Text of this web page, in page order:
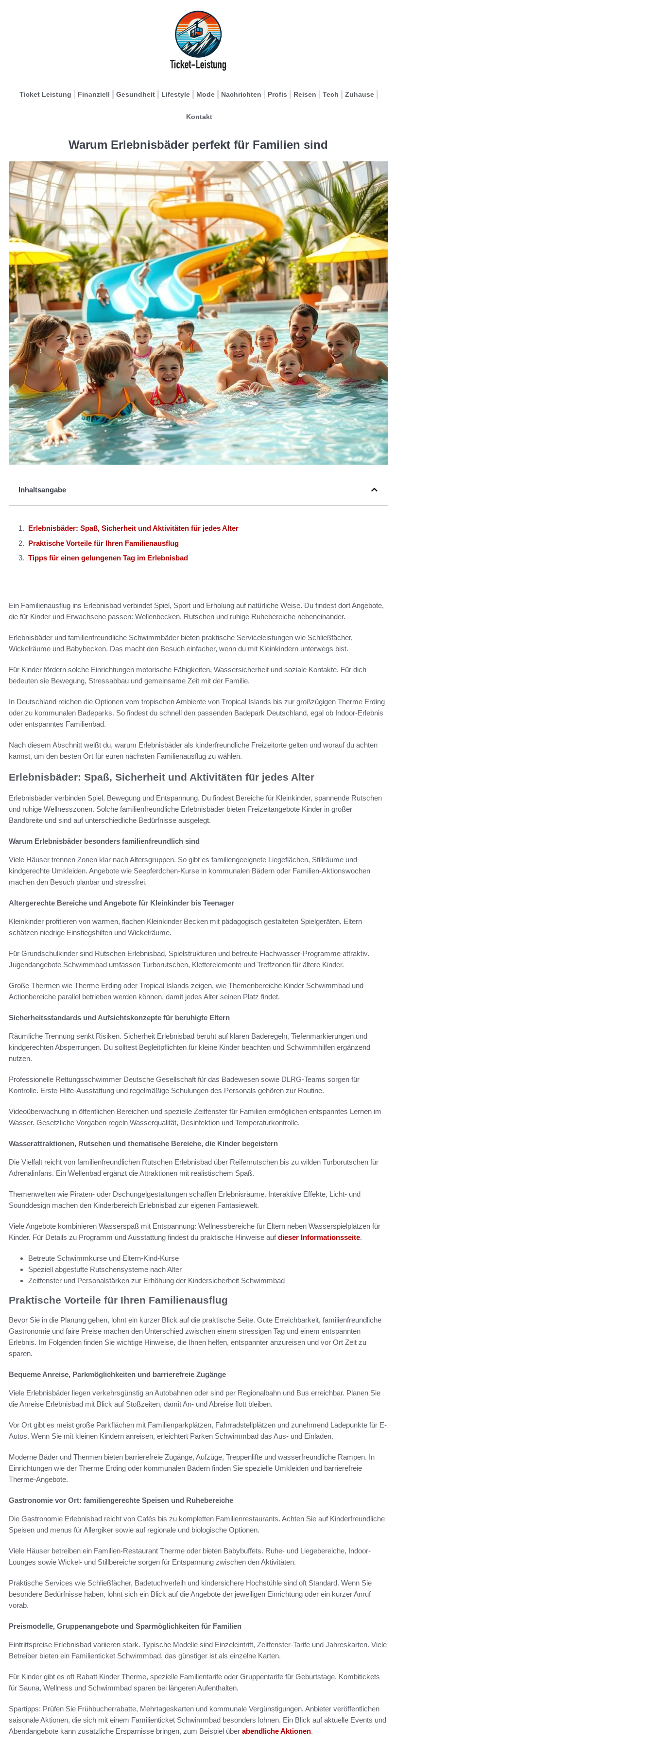
Ticket Leistung Finanziell Gesundheit Lifestyle Mode Nachrichten Profis Reisen Tech Zuhause
Kontakt
Warum Erlebnisbäder perfekt für Familien sind
Inhaltsangabe
Erlebnisbäder: Spaß, Sicherheit und Aktivitäten für jedes Alter
Praktische Vorteile für Ihren Familienausflug
Tipps für einen gelungenen Tag im Erlebnisbad
Ein Familienausflug ins Erlebnisbad verbindet Spiel, Sport und Erholung auf natürliche Weise. Du findest dort Angebote,
die für Kinder und Erwachsene passen: Wellenbecken, Rutschen und ruhige Ruhebereiche nebeneinander.
Erlebnisbäder und familienfreundliche Schwimmbäder bieten praktische Serviceleistungen wie Schließfächer,
Wickelräume und Babybecken. Das macht den Besuch einfacher, wenn du mit Kleinkindern unterwegs bist.
Für Kinder fördern solche Einrichtungen motorische Fähigkeiten, Wassersicherheit und soziale Kontakte. Für dich
bedeuten sie Bewegung, Stressabbau und gemeinsame Zeit mit der Familie.
In Deutschland reichen die Optionen vom tropischen Ambiente von Tropical Islands bis zur großzügigen Therme Erding
oder zu kommunalen Badeparks. So findest du schnell den passenden Badepark Deutschland, egal ob Indoor-Erlebnis
oder entspanntes Familienbad.
Nach diesem Abschnitt weißt du, warum Erlebnisbäder als kinderfreundliche Freizeitorte gelten und worauf du achten
kannst, um den besten Ort für euren nächsten Familienausflug zu wählen.
Erlebnisbäder: Spaß, Sicherheit und Aktivitäten für jedes Alter
Erlebnisbäder verbinden Spiel, Bewegung und Entspannung. Du findest Bereiche für Kleinkinder, spannende Rutschen
und ruhige Wellnesszonen. Solche familienfreundliche Erlebnisbäder bieten Freizeitangebote Kinder in großer
Bandbreite und sind auf unterschiedliche Bedürfnisse ausgelegt.
Warum Erlebnisbäder besonders familienfreundlich sind
Viele Häuser trennen Zonen klar nach Altersgruppen. So gibt es familiengeeignete Liegeflächen, Stillräume und
kindgerechte Umkleiden. Angebote wie Seepferdchen-Kurse in kommunalen Bädern oder Familien-Aktionswochen
machen den Besuch planbar und stressfrei.
Altergerechte Bereiche und Angebote für Kleinkinder bis Teenager
Kleinkinder profitieren von warmen, flachen Kleinkinder Becken mit pädagogisch gestalteten Spielgeräten. Eltern
schätzen niedrige Einstiegshilfen und Wickelräume.
Für Grundschulkinder sind Rutschen Erlebnisbad, Spielstrukturen und betreute Flachwasser-Programme attraktiv.
Jugendangebote Schwimmbad umfassen Turborutschen, Kletterelemente und Treffzonen für ältere Kinder.
Große Thermen wie Therme Erding oder Tropical Islands zeigen, wie Themenbereiche Kinder Schwimmbad und
Actionbereiche parallel betrieben werden können, damit jedes Alter seinen Platz findet.
Sicherheitsstandards und Aufsichtskonzepte für beruhigte Eltern
Räumliche Trennung senkt Risiken. Sicherheit Erlebnisbad beruht auf klaren Baderegeln, Tiefenmarkierungen und
kindgerechten Absperrungen. Du solltest Begleitpflichten für kleine Kinder beachten und Schwimmhilfen ergänzend
nutzen.
Professionelle Rettungsschwimmer Deutsche Gesellschaft für das Badewesen sowie DLRG-Teams sorgen für
Kontrolle. Erste-Hilfe-Ausstattung und regelmäßige Schulungen des Personals gehören zur Routine.
Videoüberwachung in öffentlichen Bereichen und spezielle Zeitfenster für Familien ermöglichen entspanntes Lernen im
Wasser. Gesetzliche Vorgaben regeln Wasserqualität, Desinfektion und Temperaturkontrolle.
Wasserattraktionen, Rutschen und thematische Bereiche, die Kinder begeistern
Die Vielfalt reicht von familienfreundlichen Rutschen Erlebnisbad über Reifenrutschen bis zu wilden Turborutschen für
Adrenalinfans. Ein Wellenbad ergänzt die Attraktionen mit realistischem Spaß.
Themenwelten wie Piraten- oder Dschungelgestaltungen schaffen Erlebnisräume. Interaktive Effekte, Licht- und
Sounddesign machen den Kinderbereich Erlebnisbad zur eigenen Fantasiewelt.
Viele Angebote kombinieren Wasserspaß mit Entspannung: Wellnessbereiche für Eltern neben Wasserspielplätzen für
Kinder. Für Details zu Programm und Ausstattung findest du praktische Hinweise aufdieser Informationsseite.
Betreute Schwimmkurse und Eltern-Kind-Kurse
Speziell abgestufte Rutschensysteme nach Alter
Zeitfenster und Personalstärken zur Erhöhung der Kindersicherheit Schwimmbad
Praktische Vorteile für Ihren Familienausflug
Bevor Sie in die Planung gehen, lohnt ein kurzer Blick auf die praktische Seite. Gute Erreichbarkeit, familienfreundliche
Gastronomie und faire Preise machen den Unterschied zwischen einem stressigen Tag und einem entspannten
Erlebnis. Im Folgenden finden Sie wichtige Hinweise, die Ihnen helfen, entspannter anzureisen und vor Ort Zeit zu
sparen.
Bequeme Anreise, Parkmöglichkeiten und barrierefreie Zugänge
Viele Erlebnisbäder liegen verkehrsgünstig an Autobahnen oder sind per Regionalbahn und Bus erreichbar. Planen Sie
die Anreise Erlebnisbad mit Blick auf Stoßzeiten, damit An- und Abreise flott bleiben.
Vor Ort gibt es meist große Parkflächen mit Familienparkplätzen, Fahrradstellplätzen und zunehmend Ladepunkte für E-
Autos. Wenn Sie mit kleinen Kindern anreisen, erleichtert Parken Schwimmbad das Aus- und Einladen.
Moderne Bäder und Thermen bieten barrierefreie Zugänge, Aufzüge, Treppenlifte und wasserfreundliche Rampen. In
Einrichtungen wie der Therme Erding oder kommunalen Bädern finden Sie spezielle Umkleiden und barrierefreie
Therme-Angebote.
Gastronomie vor Ort: familiengerechte Speisen und Ruhebereiche
Die Gastronomie Erlebnisbad reicht von Cafés bis zu kompletten Familienrestaurants. Achten Sie auf Kinderfreundliche
Speisen und menus für Allergiker sowie auf regionale und biologische Optionen.
Viele Häuser betreiben ein Familien-Restaurant Therme oder bieten Babybuffets. Ruhe- und Liegebereiche, Indoor-
Lounges sowie Wickel- und Stillbereiche sorgen für Entspannung zwischen den Aktivitäten.
Praktische Services wie Schließfächer, Badetuchverleih und kindersichere Hochstühle sind oft Standard. Wenn Sie
besondere Bedürfnisse haben, lohnt sich ein Blick auf die Angebote der jeweiligen Einrichtung oder ein kurzer Anruf
vorab.
Preismodelle, Gruppenangebote und Sparmöglichkeiten für Familien
Eintrittspreise Erlebnisbad variieren stark. Typische Modelle sind Einzeleintritt, Zeitfenster-Tarife und Jahreskarten. Viele
Betreiber bieten ein Familienticket Schwimmbad, das günstiger ist als einzelne Karten.
Für Kinder gibt es oft Rabatt Kinder Therme, spezielle Familientarife oder Gruppentarife für Geburtstage. Kombitickets
für Sauna, Wellness und Schwimmbad sparen bei längeren Aufenthalten.
Spartipps: Prüfen Sie Frühbucherrabatte, Mehrtageskarten und kommunale Vergünstigungen. Anbieter veröffentlichen
saisonale Aktionen, die sich mit einem Familienticket Schwimmbad besonders lohnen. Ein Blick auf aktuelle Events und
Abendangebote kann zusätzliche Ersparnisse bringen, zum Beispiel über abendliche Aktionen.